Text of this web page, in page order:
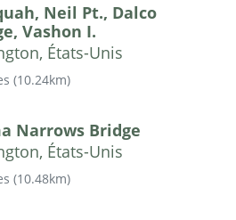
Neil Pt., Dalco
Vashon I.
États-Unis
(10.24km)
Narrows Bridge
États-Unis
(10.48km)